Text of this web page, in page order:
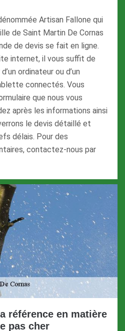
Artisan Fallone qui
de Saint Martin De Cornas
de devis se fait en ligne.
internet, il vous suffit de
ordinateur ou d’un
connectés. Vous
que nous vous
après les informations ainsi
le devis détaillé et
délais. Pour des
contactez-nous par
référence en matière
pas cher